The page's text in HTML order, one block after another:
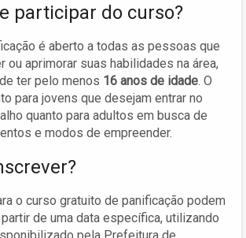
participar do curso?
é aberto a todas as pessoas que
ou aprimorar suas habilidades na área,
ter pelo menos 16 anos de idade. O
para jovens que desejam entrar no
quanto para adultos em busca de
e modos de empreender.
o curso gratuito de panificação podem
de uma data específica, utilizando
pela Prefeitura de